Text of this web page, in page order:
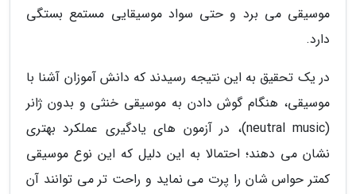
موسیقی می برد و حتی سواد موسیقایی مستمع بستگی
دارد.
در یک تحقیق به این نتیجه رسیدند که دانش آموزان آشنا با
موسیقی، هنگام گوش دادن به موسیقی خنثی و بدون ژانر
(neutral music)، در آزمون های یادگیری عملکرد بهتری
نشان می دهند؛ احتمالا به این دلیل که این نوع موسیقی
کمتر حواس شان را پرت می نماید و راحت تر می توانند آن